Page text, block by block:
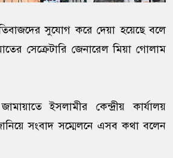
সুযোগ করে দেয়া হয়েছে বলে
সেক্রেটারি জেনারেল মিয়া গোলাম
ইসলামীর কেন্দ্রীয় কার্যালয়
সংবাদ সম্মেলনে এসব কথা বলেন